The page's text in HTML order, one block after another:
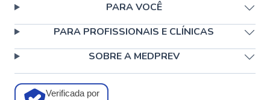
PARA VOCÊ
PARA PROFISSIONAIS E CLÍNICAS
SOBRE A MEDPREV
Verificada por